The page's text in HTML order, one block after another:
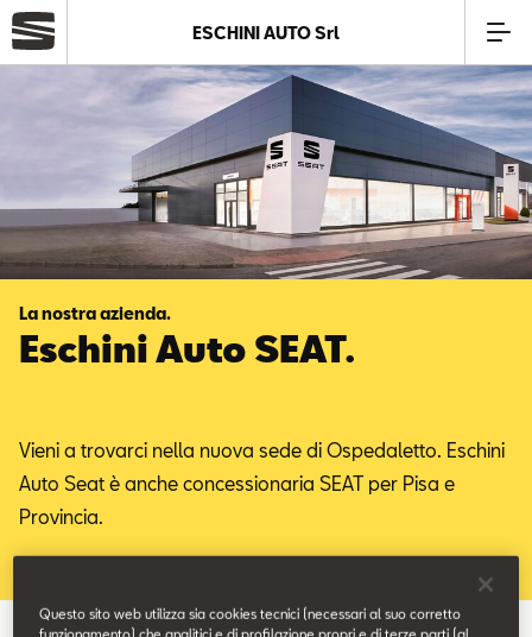
Azienda
Offerte
Service
Configuratore
ESCHINI AUTO Srl
La nostra azienda.
Eschini Auto SEAT.
Vieni a trovarci nella nuova sede di Ospedaletto. Eschini
Auto Seat è anche concessionaria SEAT per Pisa e
Provincia.
Questo sito web utilizza sia cookies tecnici (necessari al suo corretto